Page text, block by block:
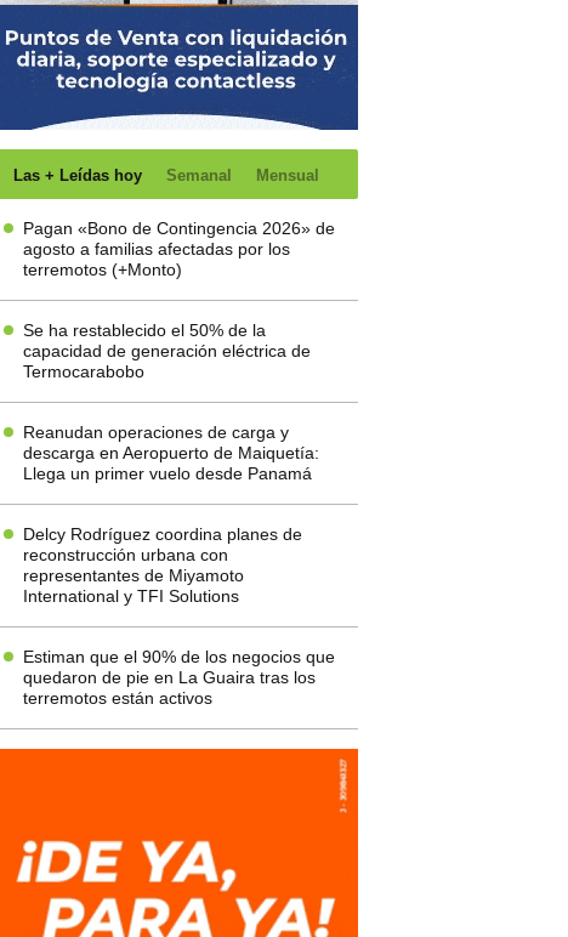
Las + Leídas hoy Semanal Mensual
Pagan «Bono de Contingencia 2026» de
agosto a familias afectadas por los
terremotos (+Monto)
Se ha restablecido el 50% de la
capacidad de generación eléctrica de
Termocarabobo
Reanudan operaciones de carga y
descarga en Aeropuerto de Maiquetía:
Llega un primer vuelo desde Panamá
Delcy Rodríguez coordina planes de
reconstrucción urbana con
representantes de Miyamoto
International y TFI Solutions
Estiman que el 90% de los negocios que
quedaron de pie en La Guaira tras los
terremotos están activos